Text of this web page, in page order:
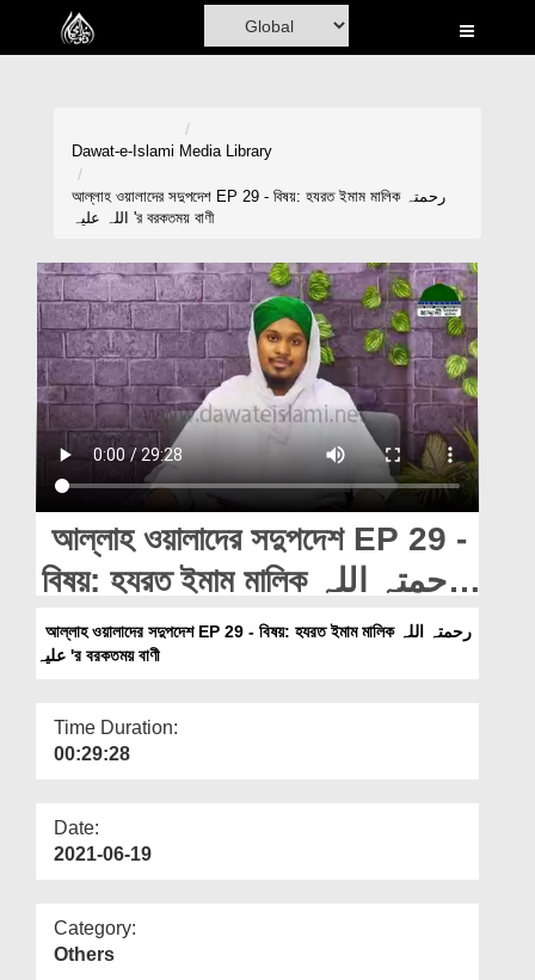
Home
Volunteer Portal
Rohani Ilaj
Donation
Magazine
Departments
Our Websites
More
Dawat-e-Islami Media Library
আল্লাহ ওয়ালাদের সদুপদেশ EP 29 - বিষয়: হযরত ইমাম মালিক رحمتہ
اللہ علیہ 'র বরকতময় বাণী
আল্লাহ ওয়ালাদের সদুপদেশ EP 29 -
বিষয়: হযরত ইমাম মালিক رحمتہ اللہ
علیہ 'র বরকতময় বাণী
আল্লাহ ওয়ালাদের সদুপদেশ EP 29 - বিষয়: হযরত ইমাম মালিক رحمتہ اللہ
علیہ 'র বরকতময় বাণী
Time Duration:
00:29:28
Date:
2021-06-19
Category:
Others